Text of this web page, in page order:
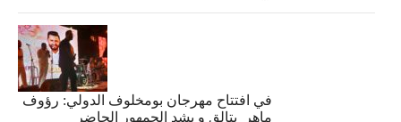
في افتتاح مهرجان بومخلوف الدولي: رؤوف
ماهر يتالق و يشد الجمهور الحاضر